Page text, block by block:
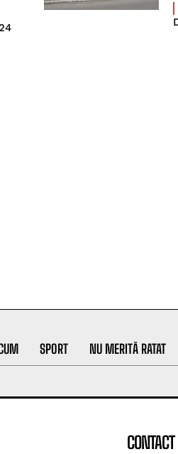
SPORT NU MERITĂ RATAT
CONTACT